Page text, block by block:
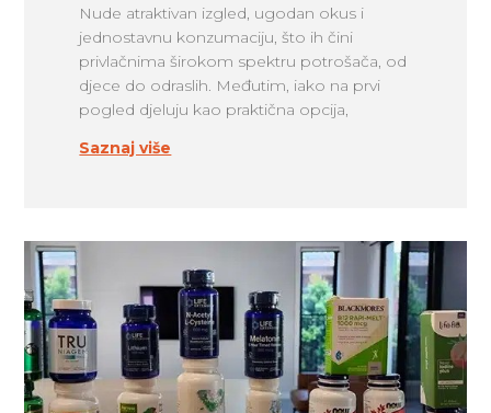
Nude atraktivan izgled, ugodan okus i
jednostavnu konzumaciju, što ih čini
privlačnima širokom spektru potrošača, od
djece do odraslih. Međutim, iako na prvi
pogled djeluju kao praktična opcija,
Saznaj više